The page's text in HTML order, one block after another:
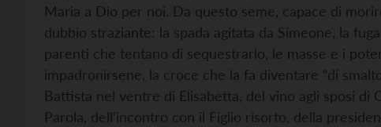
Maria a Dio per noi. Da questo seme, capace di
dubbio straziante: la spada agitata da Simeone, la
parenti che tentano di sequestrarlo, le masse e i
impadronirsene, la croce che la fa diventare “di
Battista nel ventre di Elisabetta, del vino agli sposi di
Parola, dell’incontro con il Figlio risorto, della